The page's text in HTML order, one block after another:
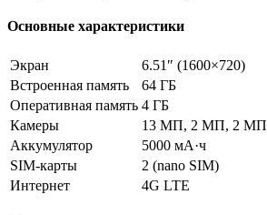
Основные характеристики
Экран
6.51″ (1600×720)
Встроенная память
64 ГБ
Оперативная память 4 ГБ
Камеры
13 МП, 2 МП, 2 МП
Аккумулятор
5000 мА·ч
SIM-карты
2 (nano SIM)
Интернет
4G LTE